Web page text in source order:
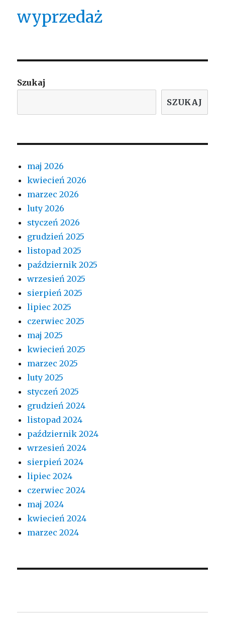
wyprzedaż
Szukaj
SZUKAJ
maj 2026
kwiecień 2026
marzec 2026
luty 2026
styczeń 2026
grudzień 2025
listopad 2025
październik 2025
wrzesień 2025
sierpień 2025
lipiec 2025
czerwiec 2025
maj 2025
kwiecień 2025
marzec 2025
luty 2025
styczeń 2025
grudzień 2024
listopad 2024
październik 2024
wrzesień 2024
sierpień 2024
lipiec 2024
czerwiec 2024
maj 2024
kwiecień 2024
marzec 2024